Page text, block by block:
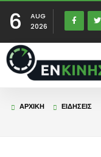
6
AUG
2026
ΑΡΧΙΚΉ ΕΙΔΉΣΕΙΣ